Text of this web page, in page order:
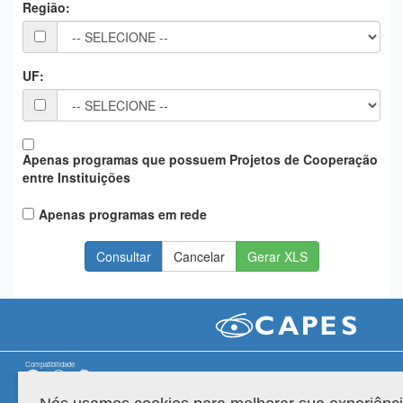
PlanaltoRegião:
UF:
Apenas programas que possuem Projetos de Cooperação
entre Instituições
Apenas programas em rede
Gerar XLS
Compatibilidade
Versão do sistema: 3.88.9 Copyright 2022 Capes. Todos os direitos reservados.